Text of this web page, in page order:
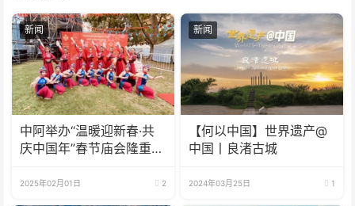
新闻
中阿举办“温暖迎新春·共
庆中国年”春节庙会隆重举
2025年02月01日 2
新闻
【何以中国】世界遗产@
中国丨良渚古城
2024年03月25日 1